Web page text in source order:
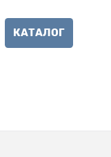
КАТАЛОГ